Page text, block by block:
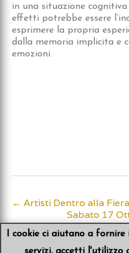
in una situazione
effetti potrebbe essere
esprimere la propria
dalla memoria implicita e
emozioni.
Post
navigation
← Artisti Dentro alla
Sabato 17
I cookie ci aiutano a